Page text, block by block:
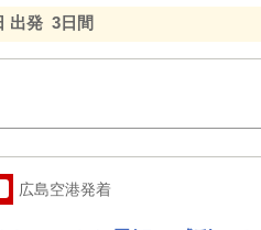
出発 3日間
広島空港発着